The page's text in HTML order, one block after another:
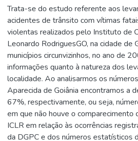
Trata-se do estudo referente aos
acidentes de trânsito com vítimas
violentas realizados pelo Instituto de
Leonardo RodriguesGO, na cidade de
municípios circunvizinhos, no ano de
informações quanto à natureza dos
localidade. Ao analisarmos os
Aparecida de Goiânia encontramos a
67%, respectivamente, ou seja,
em que não houve o comparecimento
ICLR em relação às ocorrências
da DGPC e dos números estatísticos